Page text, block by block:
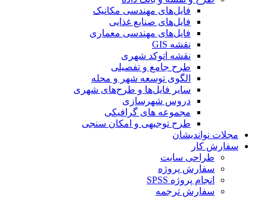
فایل‌های مهندسی مکانیک
فایل‌های صنایع غذایی
فایل‌های مهندسی معماری
نقشه GIS
نقشه اتوکد شهری
طرح جامع و تفصیلی
الگوی توسعه شهر و محله
سایر فایل‌ها و طرح‌های شهری
دروس شهرسازی
مجموعه های گرافیکی
طرح توجیهی و امکان سنجی
مجلات نواندیشان
سفارش کار
طراحی سایت
سفارش پروژه
انجام پروژه SPSS
سفارش ترجمه